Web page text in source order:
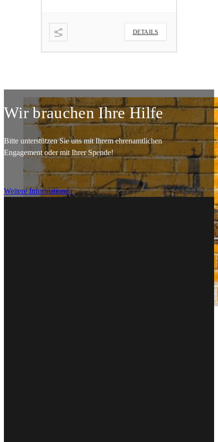
DETAILS
Wir brauchen Ihre Hilfe
Bitte unterstützen Sie uns mit Ihrem ehrenamtlichen
Engagement oder mit Ihrer Spende!
Weitere Informationen